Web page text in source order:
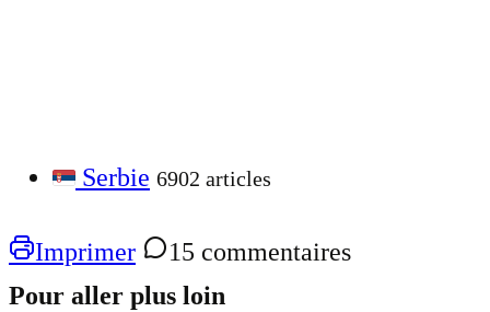
Serbie 6902 articles
Imprimer
15 commentaires
Pour aller plus loin